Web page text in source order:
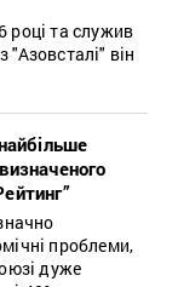
році та служив
він
проблеми,
дуже